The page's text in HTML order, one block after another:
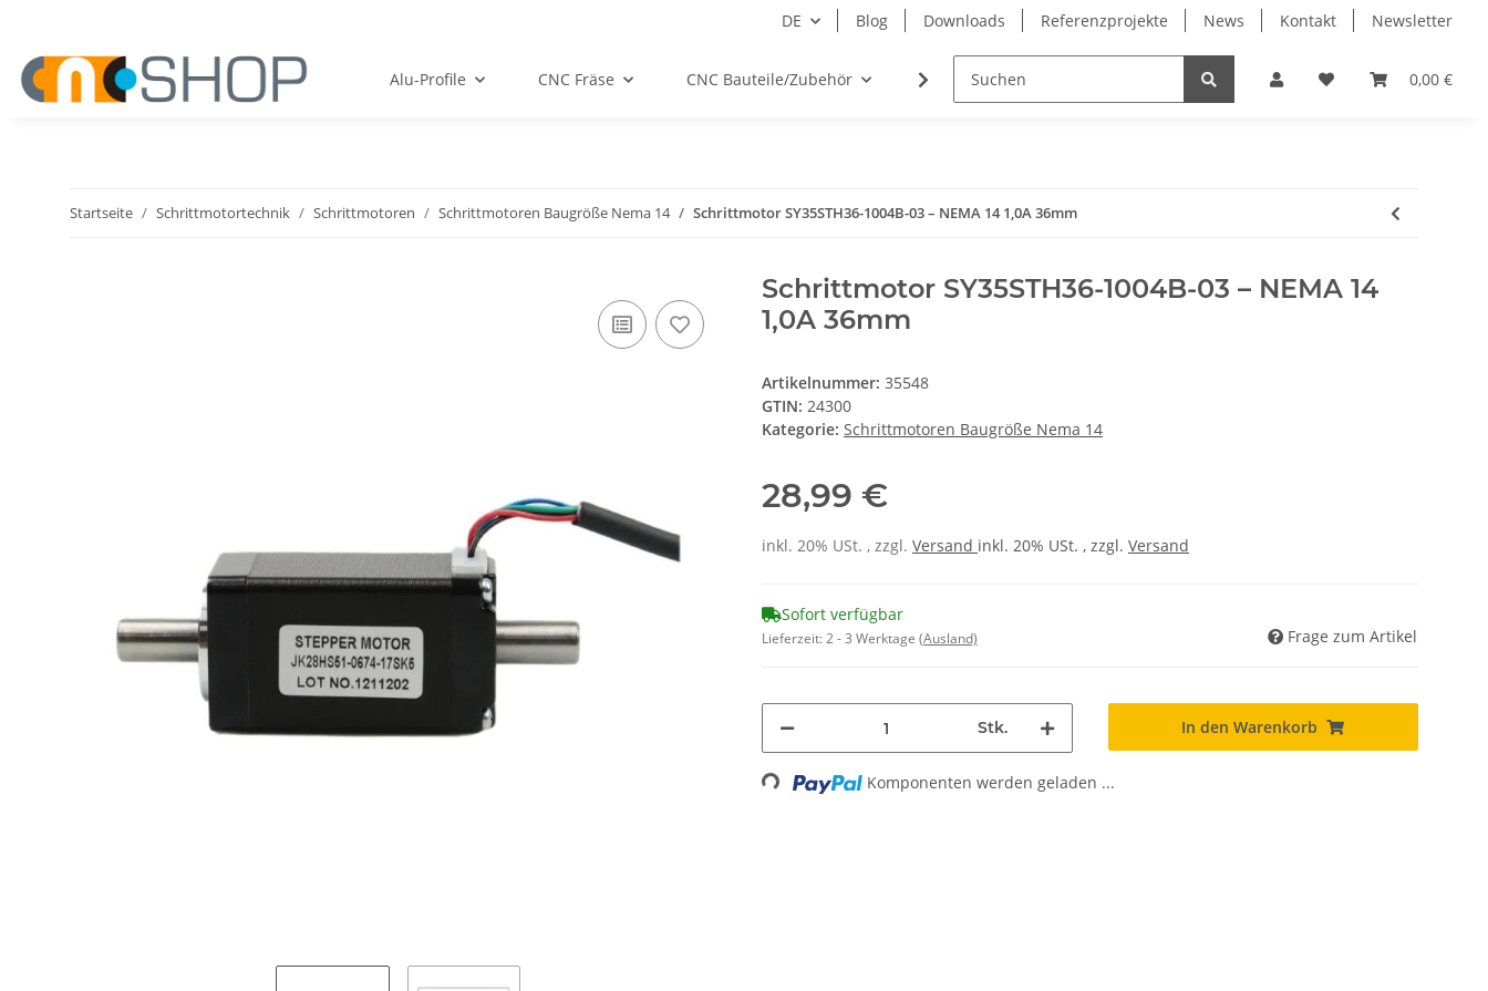
DE Blog Downloads Referenzprojekte News Kontakt Newsletter
0,00 €
Alu-Profile CNC Fräse CNC Bauteile/Zubehör Elektro Lagertechnik Lineartechnik
Startseite Schrittmotortechnik Schrittmotoren Schrittmotoren Baugröße Nema 14 Schrittmotor SY35STH36-1004B-03 – NEMA 14 1,0A 36mm
Schrittmotor SY35STH36-1004B-03 – NEMA 14
1,0A 36mm
Artikelnummer: 35548
GTIN: 24300
Kategorie: Schrittmotoren Baugröße Nema 14
28,99 €
inkl. 20% USt. , zzgl. Versand inkl. 20% USt. , zzgl. Versand
Sofort verfügbar
Lieferzeit:2 - 3 Werktage (Ausland) Frage zum Artikel
Stk. In den Warenkorb
Loading... Komponenten werden geladen ...